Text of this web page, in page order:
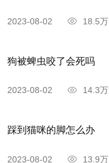
2023-08-02 18.5万
狗被蜱虫咬了会死吗
2023-08-02 14.3万
踩到猫咪的脚怎么办
2023-08-02 13.9万